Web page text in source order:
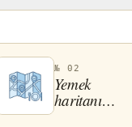
№ 02
Yemek
haritanı
paylaş!